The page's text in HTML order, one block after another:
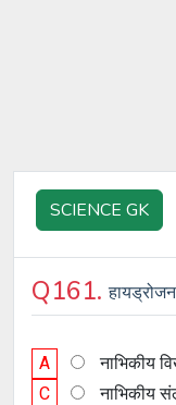
SCIENCE GK
Q161.
A नाभिकीय
C
नाभिकीय